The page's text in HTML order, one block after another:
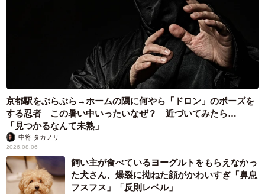
京都駅をぶらぶら→ホームの隅に何やら「ドロン」のポーズを
する忍者 この暑い中いったいなぜ？ 近づいてみたら…
「見つかるなんて未熟」
中将 タカノリ
2026.08.06
飼い主が食べているヨーグルトをもらえなかっ
た犬さん、爆裂に拗ねた顔がかわいすぎ「鼻息
フスフス」「反則レベル」